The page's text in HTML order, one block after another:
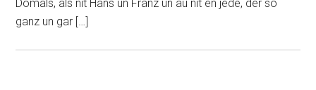
Domals, als nit Hans un Franz un au nit en jede, der so
ganz un gar […]